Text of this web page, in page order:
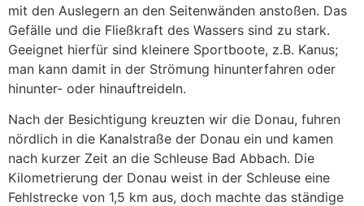
mit den Auslegern an den Seitenwänden anstoßen. Das
Gefälle und die Fließkraft des Wassers sind zu stark.
Geeignet hierfür sind kleinere Sportboote, z.B. Kanus;
man kann damit in der Strömung hinunterfahren oder
hinunter- oder hinauftreideln.
Nach der Besichtigung kreuzten wir die Donau, fuhren
nördlich in die Kanalstraße der Donau ein und kamen
nach kurzer Zeit an die Schleuse Bad Abbach. Die
Kilometrierung der Donau weist in der Schleuse eine
Fehlstrecke von 1,5 km aus, doch machte das ständige